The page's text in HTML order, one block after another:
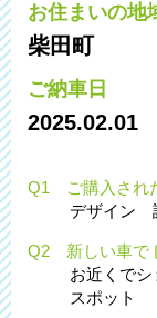
お住まいの地
柴田町
ご納車日
2025.02.01
Q1 ご購入され
デザイン
Q2 新しい車で
お近くで
スポット